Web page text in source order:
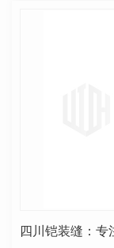
四川铠装缝：